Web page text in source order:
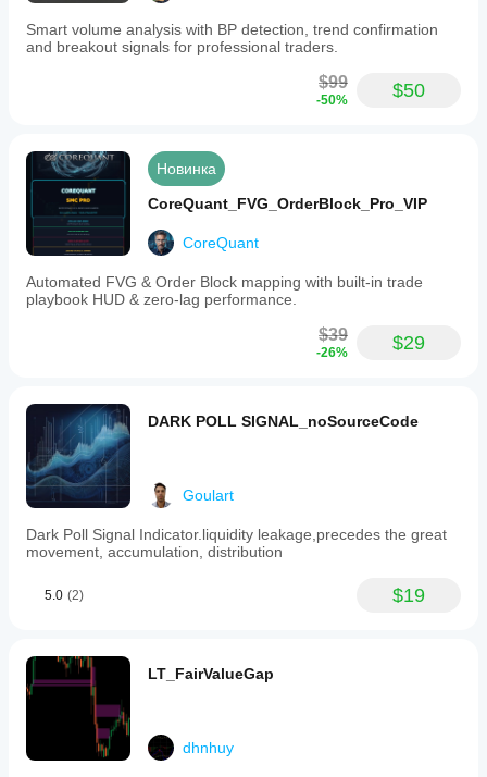
Smart volume analysis with BP detection, trend confirmation
and breakout signals for professional traders.
$99
-50% $50
Новинка
CoreQuant_FVG_OrderBlock_Pro_VIP
CoreQuant
Automated FVG & Order Block mapping with built-in trade
playbook HUD & zero-lag performance.
$39
-26% $29
DARK POLL SIGNAL_noSourceCode
Goulart
Dark Poll Signal Indicator.liquidity leakage,precedes the great
movement, accumulation, distribution
5.0 (2) $19
LT_FairValueGap
dhnhuy